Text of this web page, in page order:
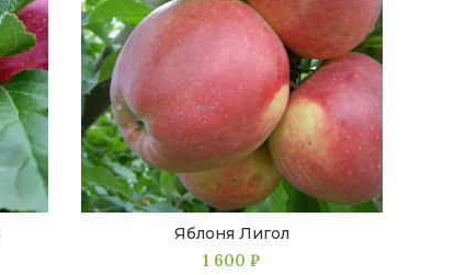
Яблоня Лигол
1 600₽